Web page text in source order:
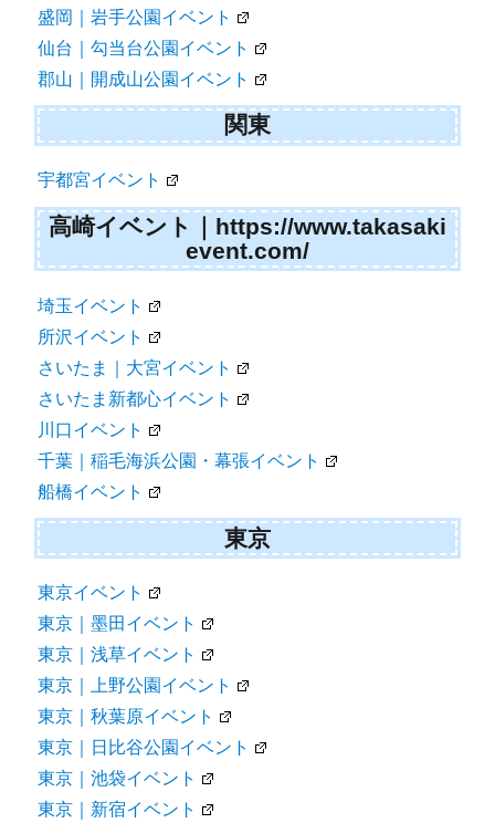
盛岡｜岩手公園イベント
仙台｜勾当台公園イベント
郡山｜開成山公園イベント
関東
宇都宮イベント
高崎イベント｜https://www.takasaki
event.com/
埼玉イベント
所沢イベント
さいたま｜大宮イベント
さいたま新都心イベント
川口イベント
千葉｜稲毛海浜公園・幕張イベント
船橋イベント
東京
東京イベント
東京｜墨田イベント
東京｜浅草イベント
東京｜上野公園イベント
東京｜秋葉原イベント
東京｜日比谷公園イベント
東京｜池袋イベント
東京｜新宿イベント